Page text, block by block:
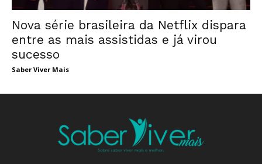
Nova série brasileira da Netflix dispara
entre as mais assistidas e já virou
sucesso
Saber Viver Mais